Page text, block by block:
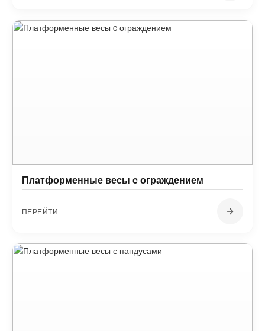
Платформенные весы c ограждением
ПЕРЕЙТИ